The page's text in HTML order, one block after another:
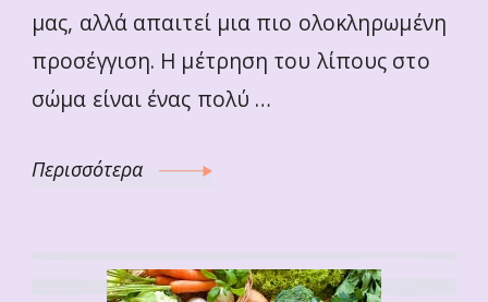
μας, αλλά απαιτεί μια πιο ολοκληρωμένη
προσέγγιση. Η μέτρηση του λίπους στο
σώμα είναι ένας πολύ …
Περισσότερα